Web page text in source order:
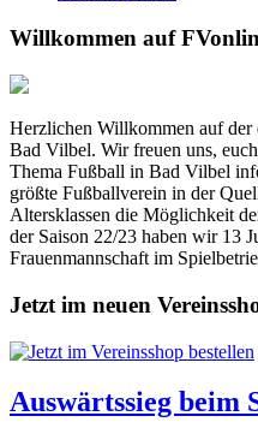
Willkommen auf
Herzlichen Willkommen auf
Bad Vilbel. Wir freuen uns,
Thema Fußball in Bad Vilbel
größte Fußballverein in der
Altersklassen die Möglichkeit
der Saison 22/23 haben wir 13
Frauenmannschaft im
Jetzt im neuen
Auswärtssieg beim